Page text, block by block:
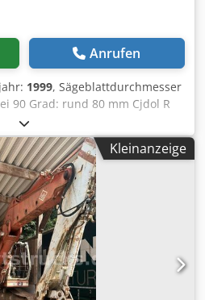
Anrufen
1999, Sägeblattdurchmesser
90 Grad: rund 80 mm Cjdol R
bei 90 Grad: vierkant 70
flach 100 x 60 mm
rund 70 mm Schnittbereich bei
bei 60 Grad: flach
110 mm Drehzahl 45 / 90 U/min
kW Maschinengewicht ca. 0,07
x 1600 m Manuelle
-
Kleinanzeige